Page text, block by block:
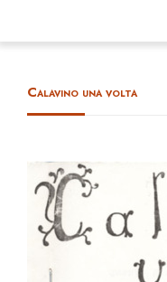
Calavino una volta